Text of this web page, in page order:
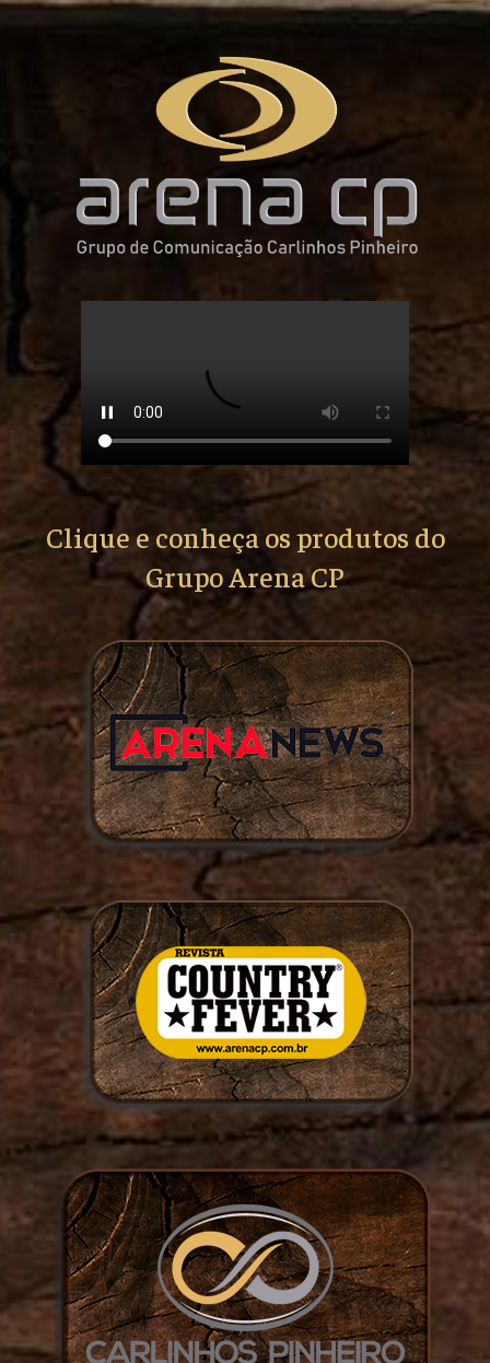
Clique e conheça os produtos do
Grupo Arena CP